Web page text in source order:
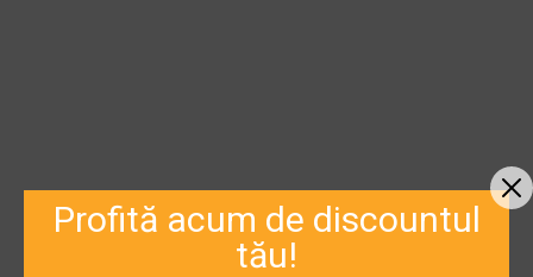
Profită acum de discountul
tău!